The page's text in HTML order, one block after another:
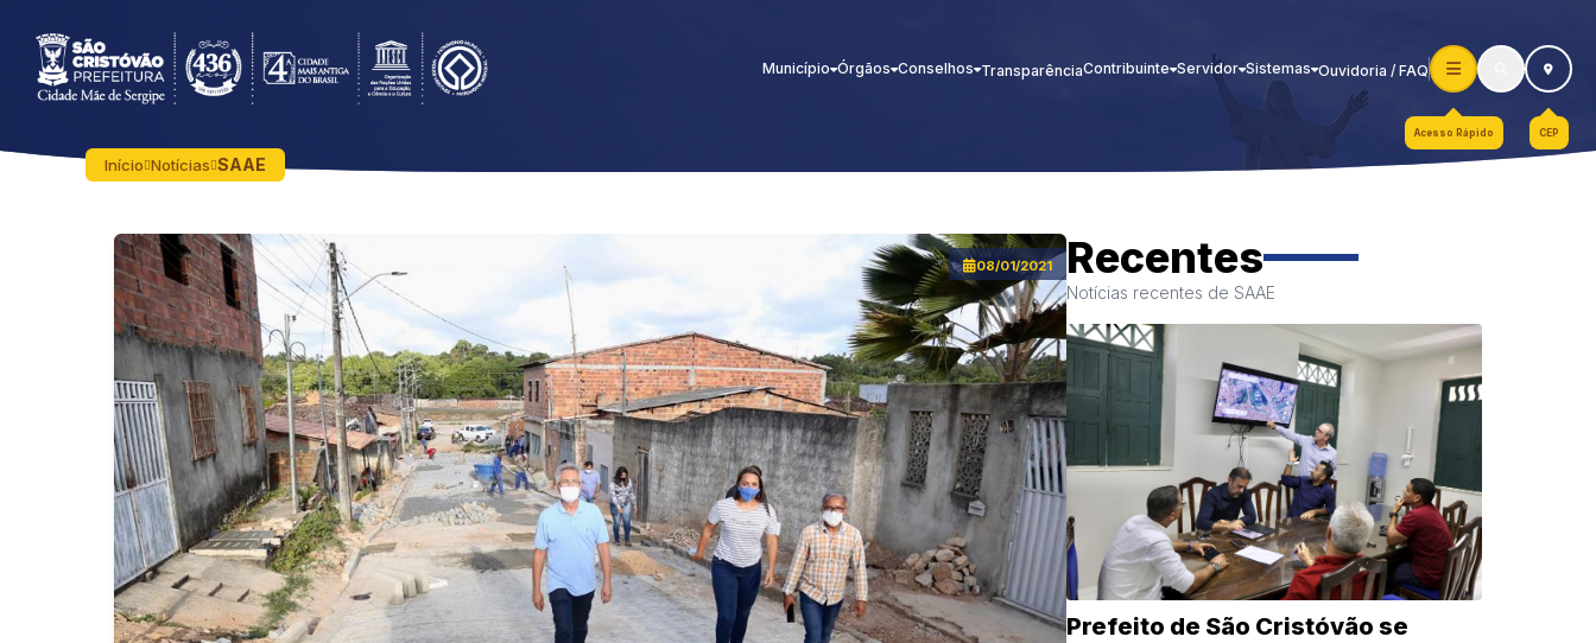
Município Órgãos Conselhos TransparênciaContribuinte Servidor Sistemas Ouvidoria / FAQ
Acesso Rápido CEP
Início Notícias SAAE
08/01/2021 Recentes
Notícias recentes de SAAE
Prefeito de São Cristóvão se